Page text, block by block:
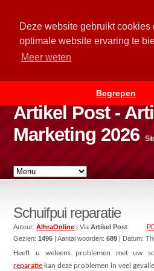
Deze website gebruikt cookies
optimale website ervaring te
Meer weten
Begrepen
Artikel Post -
Marketing 2026
Schuifpui reparatie
Auteur:AlhraOnline | ViaArtikel Post
Gezien:1496 | Aantal woorden:689 | Datum:
Heeft u weleens problemen met uw
reparatie kan deze problemen in veel